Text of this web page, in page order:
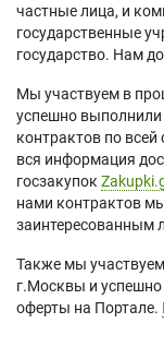
частные лица, и
государственные
государство. Нам
Мы участвуем в
успешно выполнили
контрактов по
вся информация
госзакупок
нами контрактов
заинтересованным
Также мы
г.Москвы и успешно
оферты на Портале.